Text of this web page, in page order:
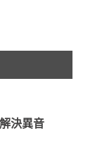
決異音